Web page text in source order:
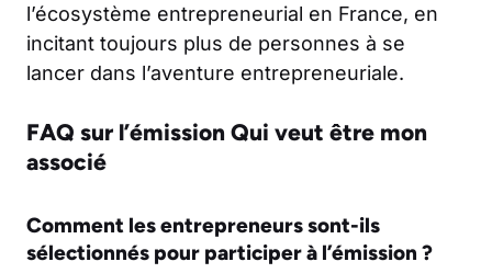
l’écosystème entrepreneurial en France, en
incitant toujours plus de personnes à se
lancer dans l’aventure entrepreneuriale.
FAQ sur l’émission Qui veut être mon
associé
Comment les entrepreneurs sont-ils
sélectionnés pour participer à l’émission ?